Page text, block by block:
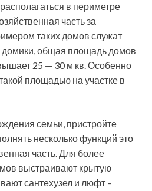
в периметре
часть за
таких домов служат
домики, общая площадь домов
25 — 30 м кв. Особенно
площадью на участке в
семьи, пристройте
несколько функций это
часть. Для более
выстраивают крытую
сантехузел и люфт –